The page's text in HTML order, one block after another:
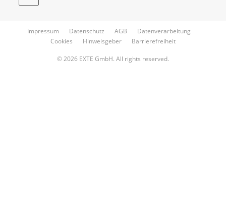
Impressum Datenschutz AGB
Datenverarbeitung
Cookies
Hinweisgeber Barrierefreiheit
© 2026 EXTE GmbH. All rights reserved.